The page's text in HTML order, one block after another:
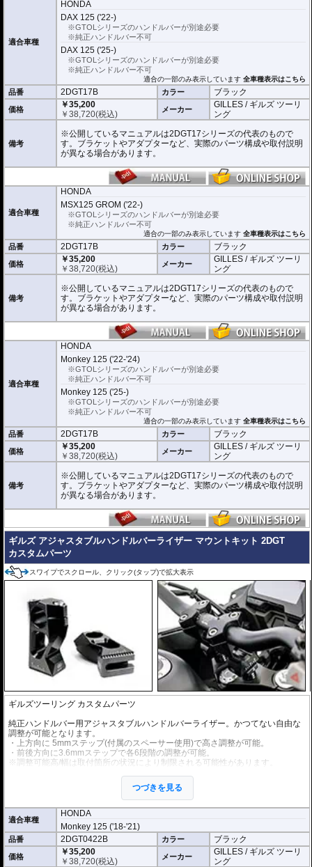
適合車種
HONDA
DAX 125 ('22-)
※GTOLシリーズのハンドルバーが別途必要
※純正ハンドルバー不可
DAX 125 ('25-)
※GTOLシリーズのハンドルバーが別途必要
※純正ハンドルバー不可
適合の一部のみ表示しています全車種表示はこちら
品番 2DGT17B カラー ブラック
価格
￥35,200
￥38,720(税込) メーカー
GILLES / ギルズ ツーリ
ング
備考
※公開しているマニュアルは2DGT17シリーズの代表のもので
す。ブラケットやアダプターなど、実際のパーツ構成や取付説明
が異なる場合があります。
適合車種
HONDA
MSX125 GROM ('22-)
※GTOLシリーズのハンドルバーが別途必要
※純正ハンドルバー不可
適合の一部のみ表示しています全車種表示はこちら
品番 2DGT17B カラー ブラック
価格
￥35,200
￥38,720(税込) メーカー
GILLES / ギルズ ツーリ
ング
備考
※公開しているマニュアルは2DGT17シリーズの代表のもので
す。ブラケットやアダプターなど、実際のパーツ構成や取付説明
が異なる場合があります。
適合車種
HONDA
Monkey 125 ('22-'24)
※GTOLシリーズのハンドルバーが別途必要
※純正ハンドルバー不可
Monkey 125 ('25-)
※GTOLシリーズのハンドルバーが別途必要
※純正ハンドルバー不可
適合の一部のみ表示しています全車種表示はこちら
品番 2DGT17B カラー ブラック
価格
￥35,200
￥38,720(税込) メーカー
GILLES / ギルズ ツーリ
ング
備考
※公開しているマニュアルは2DGT17シリーズの代表のもので
す。ブラケットやアダプターなど、実際のパーツ構成や取付説明
が異なる場合があります。
ギルズ アジャスタブルハンドルバーライザー マウントキット 2DGT
カスタムパーツ
スワイプでスクロール、クリック(タップ)で拡大表示
ギルズツーリング カスタムパーツ
純正ハンドルバー用アジャスタブルハンドルバーライザー。かつてない自由な
調整が可能となります。
・上方向に 5mmステップ(付属のスペーサー使用)で高さ調整が可能。
・前後方向に3.6mmステップで各6段階の調整が可能。
※調整可能高/幅は取付箇所の状況により制限される可能性があります。
アルミビレットからの削り出しにアルマイト処理を施した、見た目もにも美し
つづきを見る
適合車種
HONDA
Monkey 125 ('18-'21)
品番 2DGT0422B カラー ブラック
価格
￥35,200
￥38,720(税込) メーカー
GILLES / ギルズ ツーリ
ング